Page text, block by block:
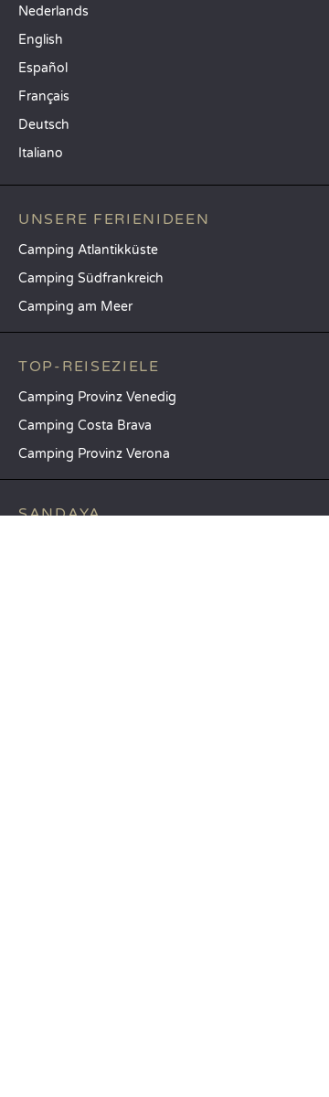
Nederlands
English
Español
Français
Deutsch
Italiano
UNSERE FERIENIDEEN
Camping Atlantikküste
Camping Südfrankreich
Camping am Meer
TOP-REISEZIELE
Camping Provinz Venedig
Camping Costa Brava
Camping Provinz Verona
SANDAYA